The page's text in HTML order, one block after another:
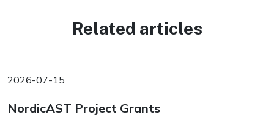
Related articles
2026-07-15
NordicAST Project Grants